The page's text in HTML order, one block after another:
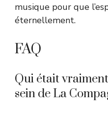
musique pour que
éternellement.
FAQ
Qui était
sein de La